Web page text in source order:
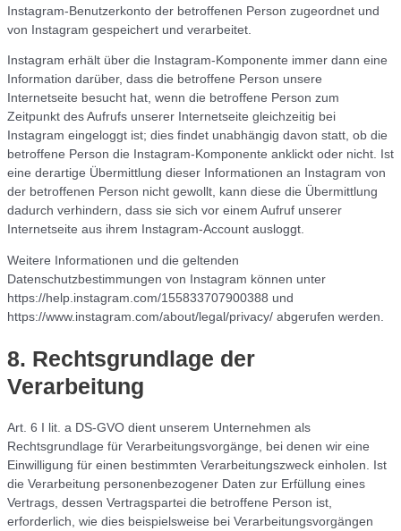
Instagram-Benutzerkonto der betroffenen Person zugeordnet und
von Instagram gespeichert und verarbeitet.
Instagram erhält über die Instagram-Komponente immer dann eine
Information darüber, dass die betroffene Person unsere
Internetseite besucht hat, wenn die betroffene Person zum
Zeitpunkt des Aufrufs unserer Internetseite gleichzeitig bei
Instagram eingeloggt ist; dies findet unabhängig davon statt, ob die
betroffene Person die Instagram-Komponente anklickt oder nicht. Ist
eine derartige Übermittlung dieser Informationen an Instagram von
der betroffenen Person nicht gewollt, kann diese die Übermittlung
dadurch verhindern, dass sie sich vor einem Aufruf unserer
Internetseite aus ihrem Instagram-Account ausloggt.
Weitere Informationen und die geltenden
Datenschutzbestimmungen von Instagram können unter
https://help.instagram.com/155833707900388 und
https://www.instagram.com/about/legal/privacy/ abgerufen werden.
8. Rechtsgrundlage der
Verarbeitung
Art. 6 I lit. a DS-GVO dient unserem Unternehmen als
Rechtsgrundlage für Verarbeitungsvorgänge, bei denen wir eine
Einwilligung für einen bestimmten Verarbeitungszweck einholen. Ist
die Verarbeitung personenbezogener Daten zur Erfüllung eines
Vertrags, dessen Vertragspartei die betroffene Person ist,
erforderlich, wie dies beispielsweise bei Verarbeitungsvorgängen